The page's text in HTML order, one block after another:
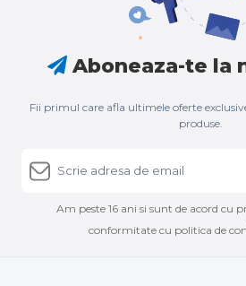
Aboneaza-te la
Fii primul care afla ultimele oferte
produse.
Am peste 16 ani si sunt de acord cu
conformitate cu politica de